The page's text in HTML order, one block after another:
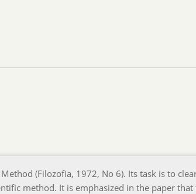
(Filozofia, 1972, No 6). Its task is to
method. It is emphasized in the paper that